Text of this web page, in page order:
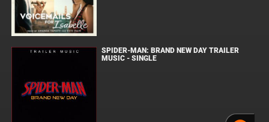
SPIDER-MAN: BRAND NEW DAY TRAILER
MUSIC - SINGLE